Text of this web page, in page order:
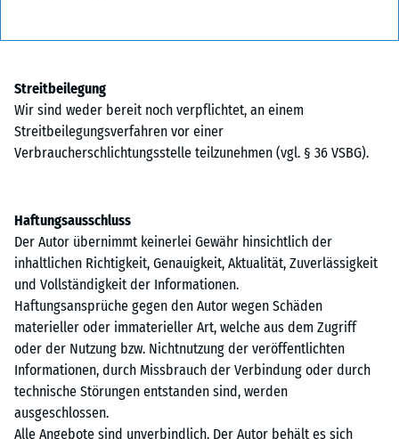
Streitbeilegung
Wir sind weder bereit noch verpflichtet, an einem
Streitbeilegungsverfahren vor einer
Verbraucherschlichtungsstelle teilzunehmen (vgl. § 36 VSBG).
Haftungsausschluss
Der Autor übernimmt keinerlei Gewähr hinsichtlich der
inhaltlichen Richtigkeit, Genauigkeit, Aktualität, Zuverlässigkeit
und Vollständigkeit der Informationen.
Haftungsansprüche gegen den Autor wegen Schäden
materieller oder immaterieller Art, welche aus dem Zugriff
oder der Nutzung bzw. Nichtnutzung der veröffentlichten
Informationen, durch Missbrauch der Verbindung oder durch
technische Störungen entstanden sind, werden
ausgeschlossen.
Alle Angebote sind unverbindlich. Der Autor behält es sich